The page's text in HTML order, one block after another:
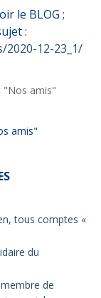
le BLOG ;
:
12-23_1/
"Nos amis"
amis"
tous comptes «
du
de